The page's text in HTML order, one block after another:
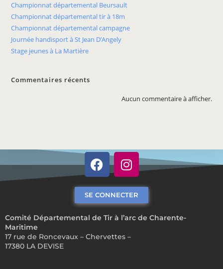
Championnat départemental Beursault
Championnat départemental tir à 18m
Championnat départemental campagne
Journée handisport à St Jean D’Angely
Stage jeunes à La Martière
Commentaires récents
Aucun commentaire à afficher.
Comité Départemental de Tir à l’arc de Charente-
Maritime
17 rue de Roncevaux – Chervettes –
17380 LA DEVISE
SE CONNECTER